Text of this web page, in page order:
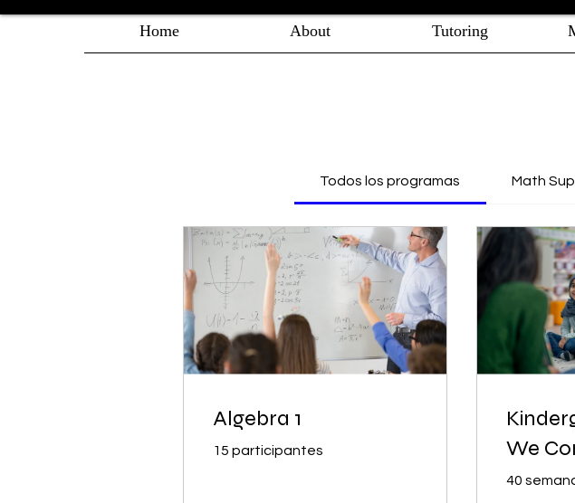
Home About Tutoring
Todos los programas Math
Algebra 1
15 participantes
We
40